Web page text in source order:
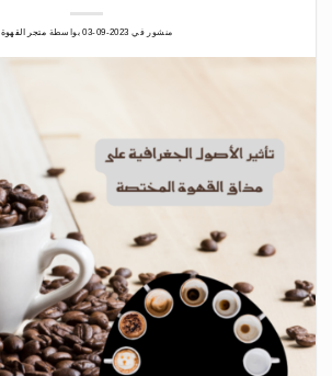
منشور في 2023-09-03 بواسطة متجر القهوة